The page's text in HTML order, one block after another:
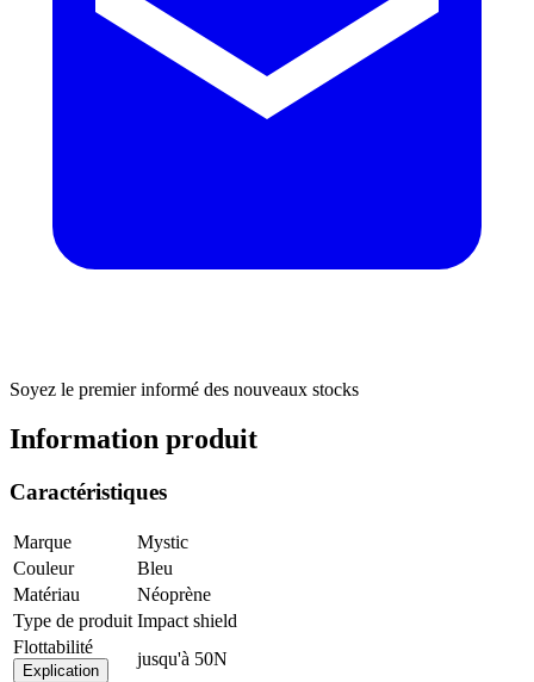
Soyez le premier informé des nouveaux stocks
Information produit
Caractéristiques
Marque
Mystic
Couleur
Bleu
Matériau
Néoprène
Type de produit Impact shield
Flottabilité
Explication
jusqu'à 50N